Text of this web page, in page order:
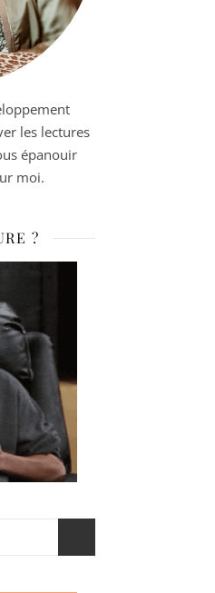
les lectures
épanouir
moi.
?